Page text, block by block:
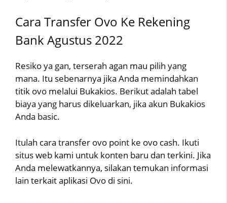
Cara Transfer Ovo Ke Rekening
Bank Agustus 2022
Resiko ya gan, terserah agan mau pilih yang
mana. Itu sebenarnya jika Anda memindahkan
titik ovo melalui Bukakios. Berikut adalah tabel
biaya yang harus dikeluarkan, jika akun Bukakios
Anda basic.
Itulah cara transfer ovo point ke ovo cash. Ikuti
situs web kami untuk konten baru dan terkini. Jika
Anda melewatkannya, silakan temukan informasi
lain terkait aplikasi Ovo di sini.